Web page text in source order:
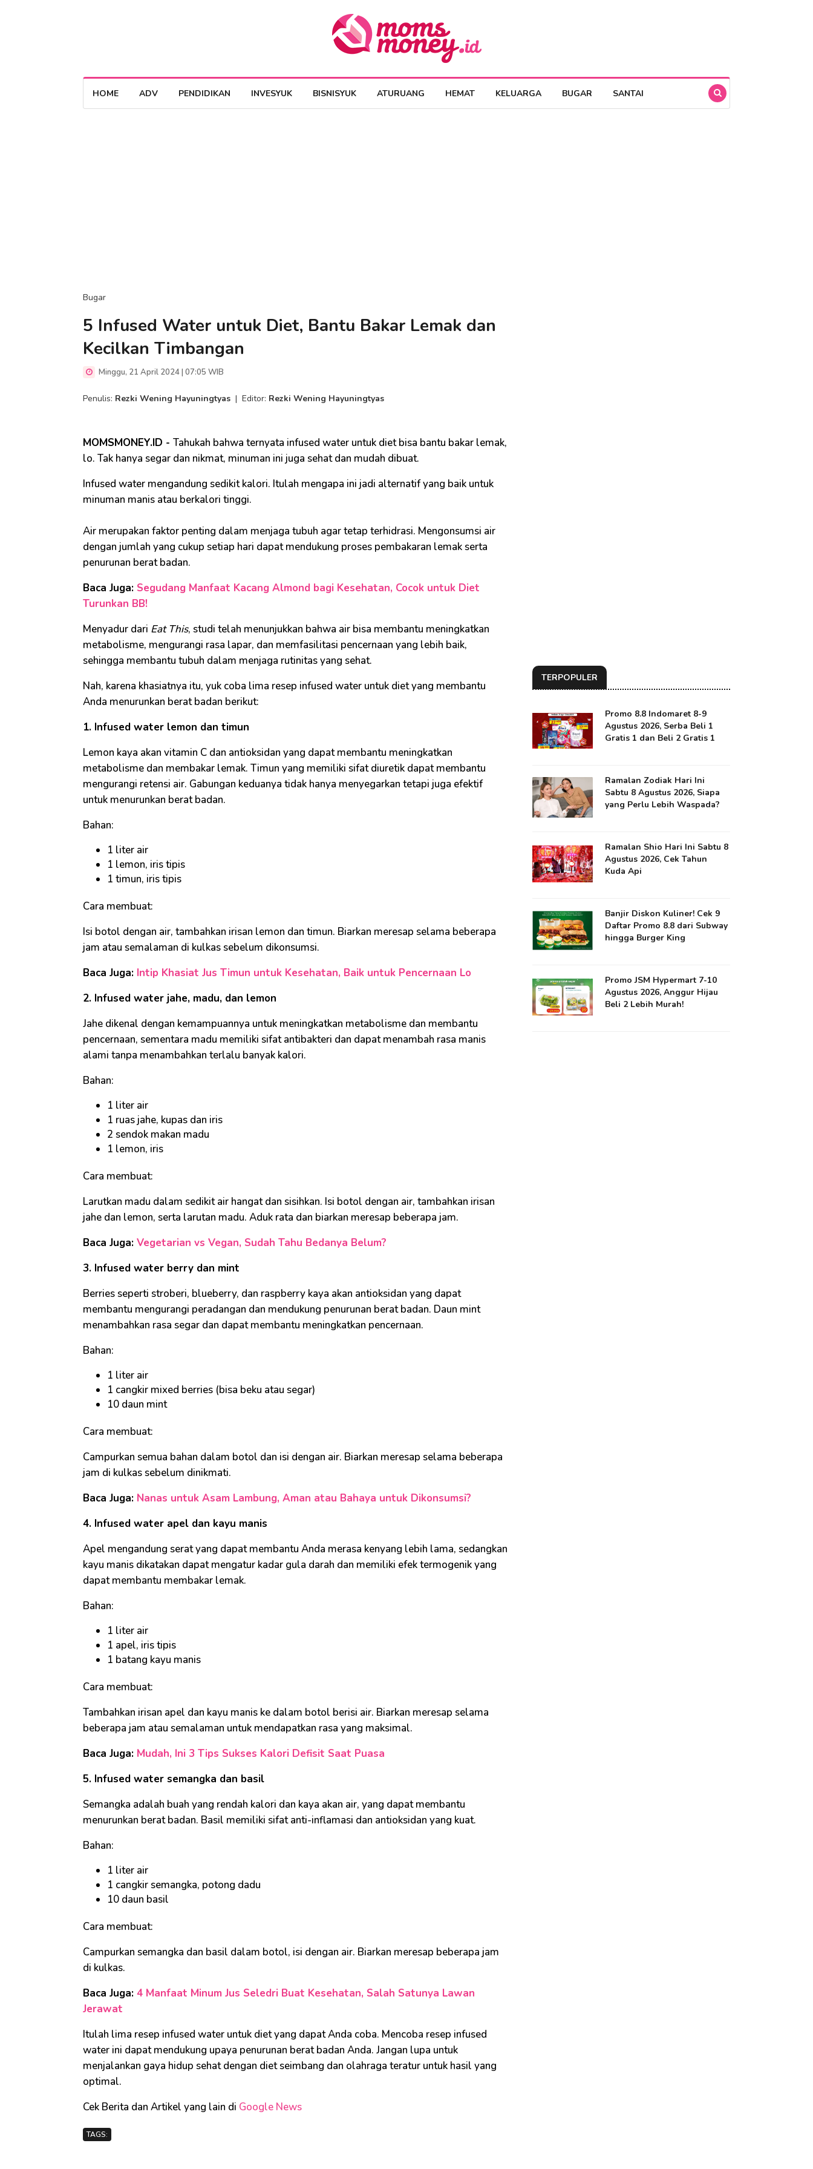
HOME ADV PENDIDIKAN INVESYUK BISNISYUK ATURUANG HEMAT KELUARGA BUGAR SANTAI
Bugar
5 Infused Water untuk Diet, Bantu Bakar Lemak dan
Kecilkan Timbangan
Minggu, 21 April 2024 | 07:05 WIB
Penulis: Rezki Wening Hayuningtyas | Editor: Rezki Wening Hayuningtyas
MOMSMONEY.ID - Tahukah bahwa ternyata infused water untuk diet bisa bantu bakar lemak,
lo. Tak hanya segar dan nikmat, minuman ini juga sehat dan mudah dibuat.
Infused water mengandung sedikit kalori. Itulah mengapa ini jadi alternatif yang baik untuk
minuman manis atau berkalori tinggi.
Air merupakan faktor penting dalam menjaga tubuh agar tetap terhidrasi. Mengonsumsi air
dengan jumlah yang cukup setiap hari dapat mendukung proses pembakaran lemak serta
penurunan berat badan.
Baca Juga: Segudang Manfaat Kacang Almond bagi Kesehatan, Cocok untuk Diet
Turunkan BB!
Menyadur dari Eat This, studi telah menunjukkan bahwa air bisa membantu meningkatkan
metabolisme, mengurangi rasa lapar, dan memfasilitasi pencernaan yang lebih baik,
sehingga membantu tubuh dalam menjaga rutinitas yang sehat.
Nah, karena khasiatnya itu, yuk coba lima resep infused water untuk diet yang membantu
Anda menurunkan berat badan berikut:
1. Infused water lemon dan timun
Lemon kaya akan vitamin C dan antioksidan yang dapat membantu meningkatkan
metabolisme dan membakar lemak. Timun yang memiliki sifat diuretik dapat membantu
mengurangi retensi air. Gabungan keduanya tidak hanya menyegarkan tetapi juga efektif
untuk menurunkan berat badan.
Bahan:
1 liter air
1 lemon, iris tipis
1 timun, iris tipis
Cara membuat:
Isi botol dengan air, tambahkan irisan lemon dan timun. Biarkan meresap selama beberapa
jam atau semalaman di kulkas sebelum dikonsumsi.
Baca Juga: Intip Khasiat Jus Timun untuk Kesehatan, Baik untuk Pencernaan Lo
2. Infused water jahe, madu, dan lemon
Jahe dikenal dengan kemampuannya untuk meningkatkan metabolisme dan membantu
pencernaan, sementara madu memiliki sifat antibakteri dan dapat menambah rasa manis
alami tanpa menambahkan terlalu banyak kalori.
Bahan:
1 liter air
1 ruas jahe, kupas dan iris
2 sendok makan madu
1 lemon, iris
Cara membuat:
Larutkan madu dalam sedikit air hangat dan sisihkan. Isi botol dengan air, tambahkan irisan
jahe dan lemon, serta larutan madu. Aduk rata dan biarkan meresap beberapa jam.
Baca Juga: Vegetarian vs Vegan, Sudah Tahu Bedanya Belum?
3. Infused water berry dan mint
Berries seperti stroberi, blueberry, dan raspberry kaya akan antioksidan yang dapat
membantu mengurangi peradangan dan mendukung penurunan berat badan. Daun mint
menambahkan rasa segar dan dapat membantu meningkatkan pencernaan.
Bahan:
1 liter air
1 cangkir mixed berries (bisa beku atau segar)
10 daun mint
Cara membuat:
Campurkan semua bahan dalam botol dan isi dengan air. Biarkan meresap selama beberapa
jam di kulkas sebelum dinikmati.
Baca Juga: Nanas untuk Asam Lambung, Aman atau Bahaya untuk Dikonsumsi?
4. Infused water apel dan kayu manis
Apel mengandung serat yang dapat membantu Anda merasa kenyang lebih lama, sedangkan
kayu manis dikatakan dapat mengatur kadar gula darah dan memiliki efek termogenik yang
dapat membantu membakar lemak.
Bahan:
1 liter air
1 apel, iris tipis
1 batang kayu manis
Cara membuat:
Tambahkan irisan apel dan kayu manis ke dalam botol berisi air. Biarkan meresap selama
beberapa jam atau semalaman untuk mendapatkan rasa yang maksimal.
Baca Juga: Mudah, Ini 3 Tips Sukses Kalori Defisit Saat Puasa
5. Infused water semangka dan basil
Semangka adalah buah yang rendah kalori dan kaya akan air, yang dapat membantu
menurunkan berat badan. Basil memiliki sifat anti-inflamasi dan antioksidan yang kuat.
Bahan:
1 liter air
1 cangkir semangka, potong dadu
10 daun basil
Cara membuat:
Campurkan semangka dan basil dalam botol, isi dengan air. Biarkan meresap beberapa jam
di kulkas.
Baca Juga: 4 Manfaat Minum Jus Seledri Buat Kesehatan, Salah Satunya Lawan
Jerawat
Itulah lima resep infused water untuk diet yang dapat Anda coba. Mencoba resep infused
water ini dapat mendukung upaya penurunan berat badan Anda. Jangan lupa untuk
menjalankan gaya hidup sehat dengan diet seimbang dan olahraga teratur untuk hasil yang
optimal.
Cek Berita dan Artikel yang lain di Google News
TAGS:
TERPOPULER
Promo 8.8 Indomaret 8-9
Agustus 2026, Serba Beli 1
Gratis 1 dan Beli 2 Gratis 1
Ramalan Zodiak Hari Ini
Sabtu 8 Agustus 2026, Siapa
yang Perlu Lebih Waspada?
Ramalan Shio Hari Ini Sabtu 8
Agustus 2026, Cek Tahun
Kuda Api
Banjir Diskon Kuliner! Cek 9
Daftar Promo 8.8 dari Subway
hingga Burger King
Promo JSM Hypermart 7-10
Agustus 2026, Anggur Hijau
Beli 2 Lebih Murah!